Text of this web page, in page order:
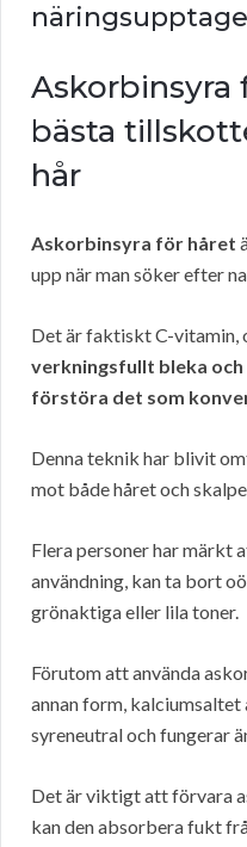
Askorbinsyra
bästa
hår
Askorbinsyra för håret
upp när man söker efter
Det är faktiskt C-vitamin,
verkningsfullt bleka
förstöra det som
Denna teknik har blivit
mot både håret och
Flera personer har märkt
användning, kan ta bort
grönaktiga eller lila toner.
Förutom att använda
annan form, kalciumsaltet
syreneutral och fungerar
Det är viktigt att förvara
kan den absorbera fukt